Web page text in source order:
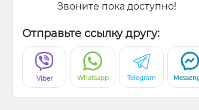
Звоните пока доступно!
Отправьте ссылку другу:
Viber Whatsapp Telegram